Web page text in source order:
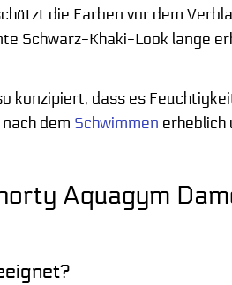
die Farben vor dem
Schwarz-Khaki-Look lange
konzipiert, dass es
dem Schwimmen erheblich
Aquagym